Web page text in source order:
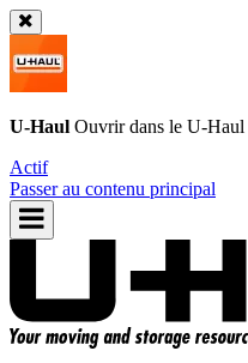
U-Haul Ouvrir dans le U-Haul
Actif
Passer au contenu principal